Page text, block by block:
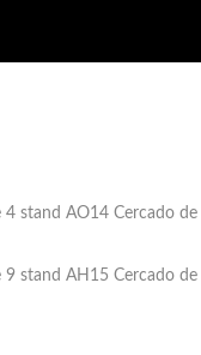
4 stand AO14 Cercado de
9 stand AH15 Cercado de